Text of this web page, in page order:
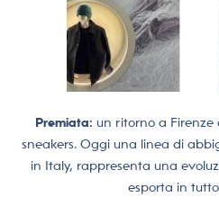
Premiata: un ritorno a Firenze
sneakers. Oggi una linea di
in Italy, rappresenta una
esporta in